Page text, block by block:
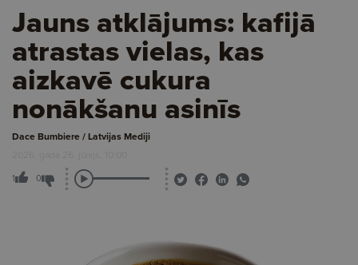
Jauns atklājums: kafijā
atrastas vielas, kas
aizkavē cukura
nonākšanu asinīs
Dace Bumbiere / Latvijas Mediji
2026. gada 26. jūnijs, 10:00
1 0